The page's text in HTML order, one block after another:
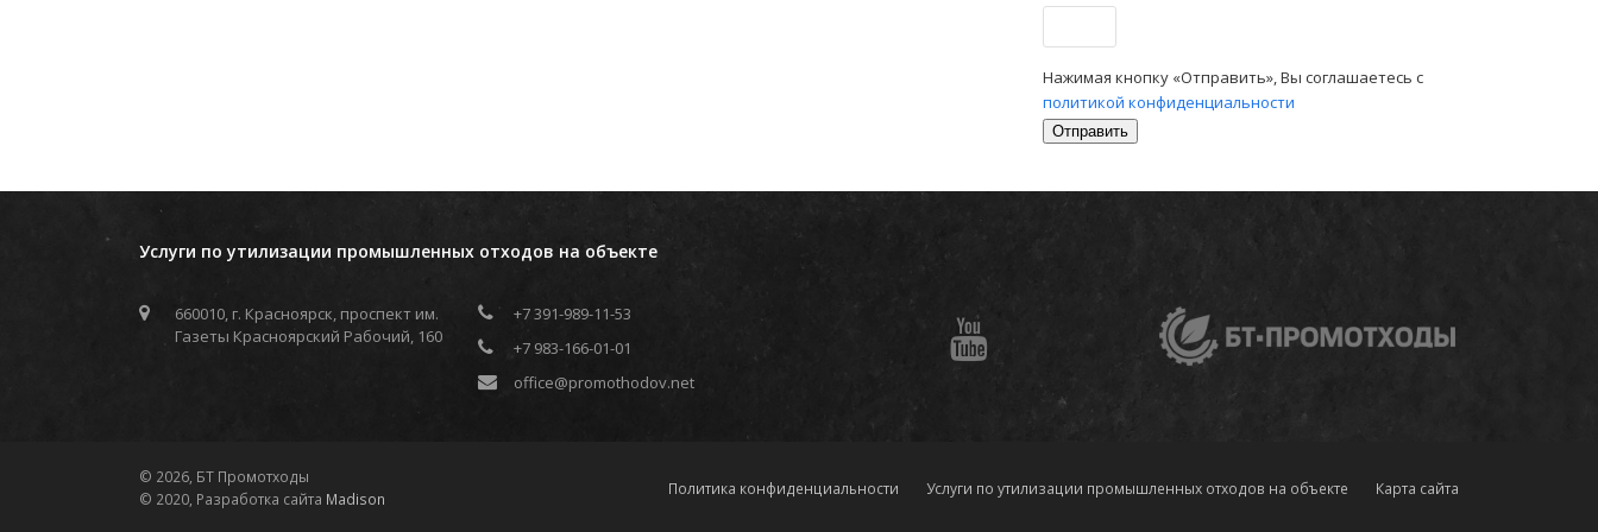
Нажимая кнопку «Отправить», Вы соглашаетесь с
политикой конфиденциальности
Услуги по утилизации промышленных отходов на объекте
660010, г. Красноярск, проспект им.
Газеты Красноярский Рабочий, 160
+7 391-989-11-53
+7 983-166-01-01
office@promothodov.net
© 2026, БТ Промотходы
© 2020, Разработка сайта Madison
Политика конфиденциальности Услуги по утилизации промышленных отходов на объекте Карта сайта